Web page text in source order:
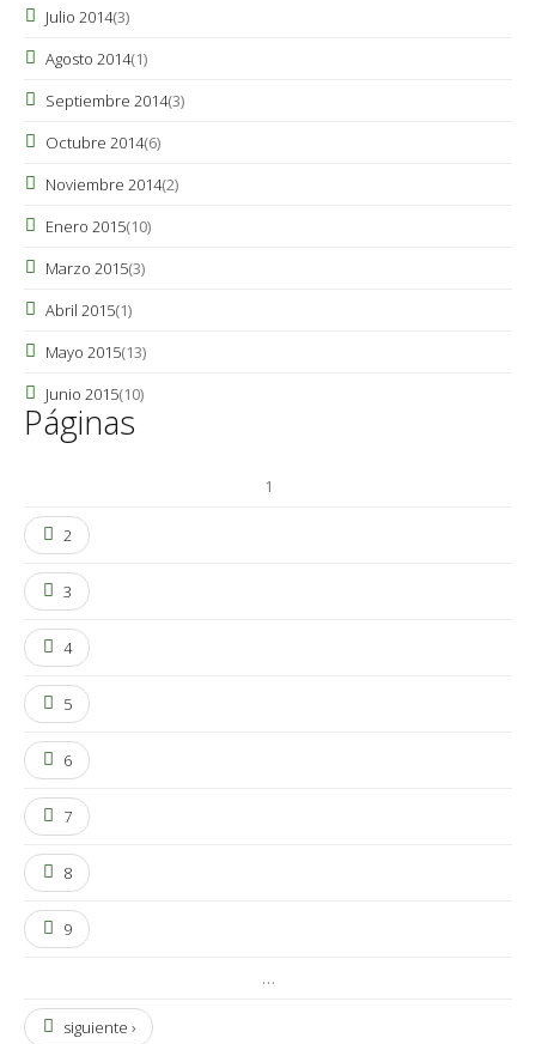
Julio 2014(3)
Agosto 2014(1)
Septiembre 2014(3)
Octubre 2014(6)
Noviembre 2014(2)
Enero 2015(10)
Marzo 2015(3)
Abril 2015(1)
Mayo 2015(13)
Junio 2015(10)
Páginas
1
2
3
4
5
6
7
8
9
…
siguiente ›